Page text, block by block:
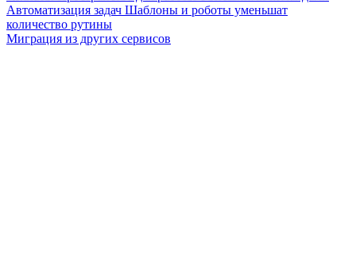
Автоматизация задач Шаблоны и роботы уменьшат
количество рутины
Миграция из других сервисов